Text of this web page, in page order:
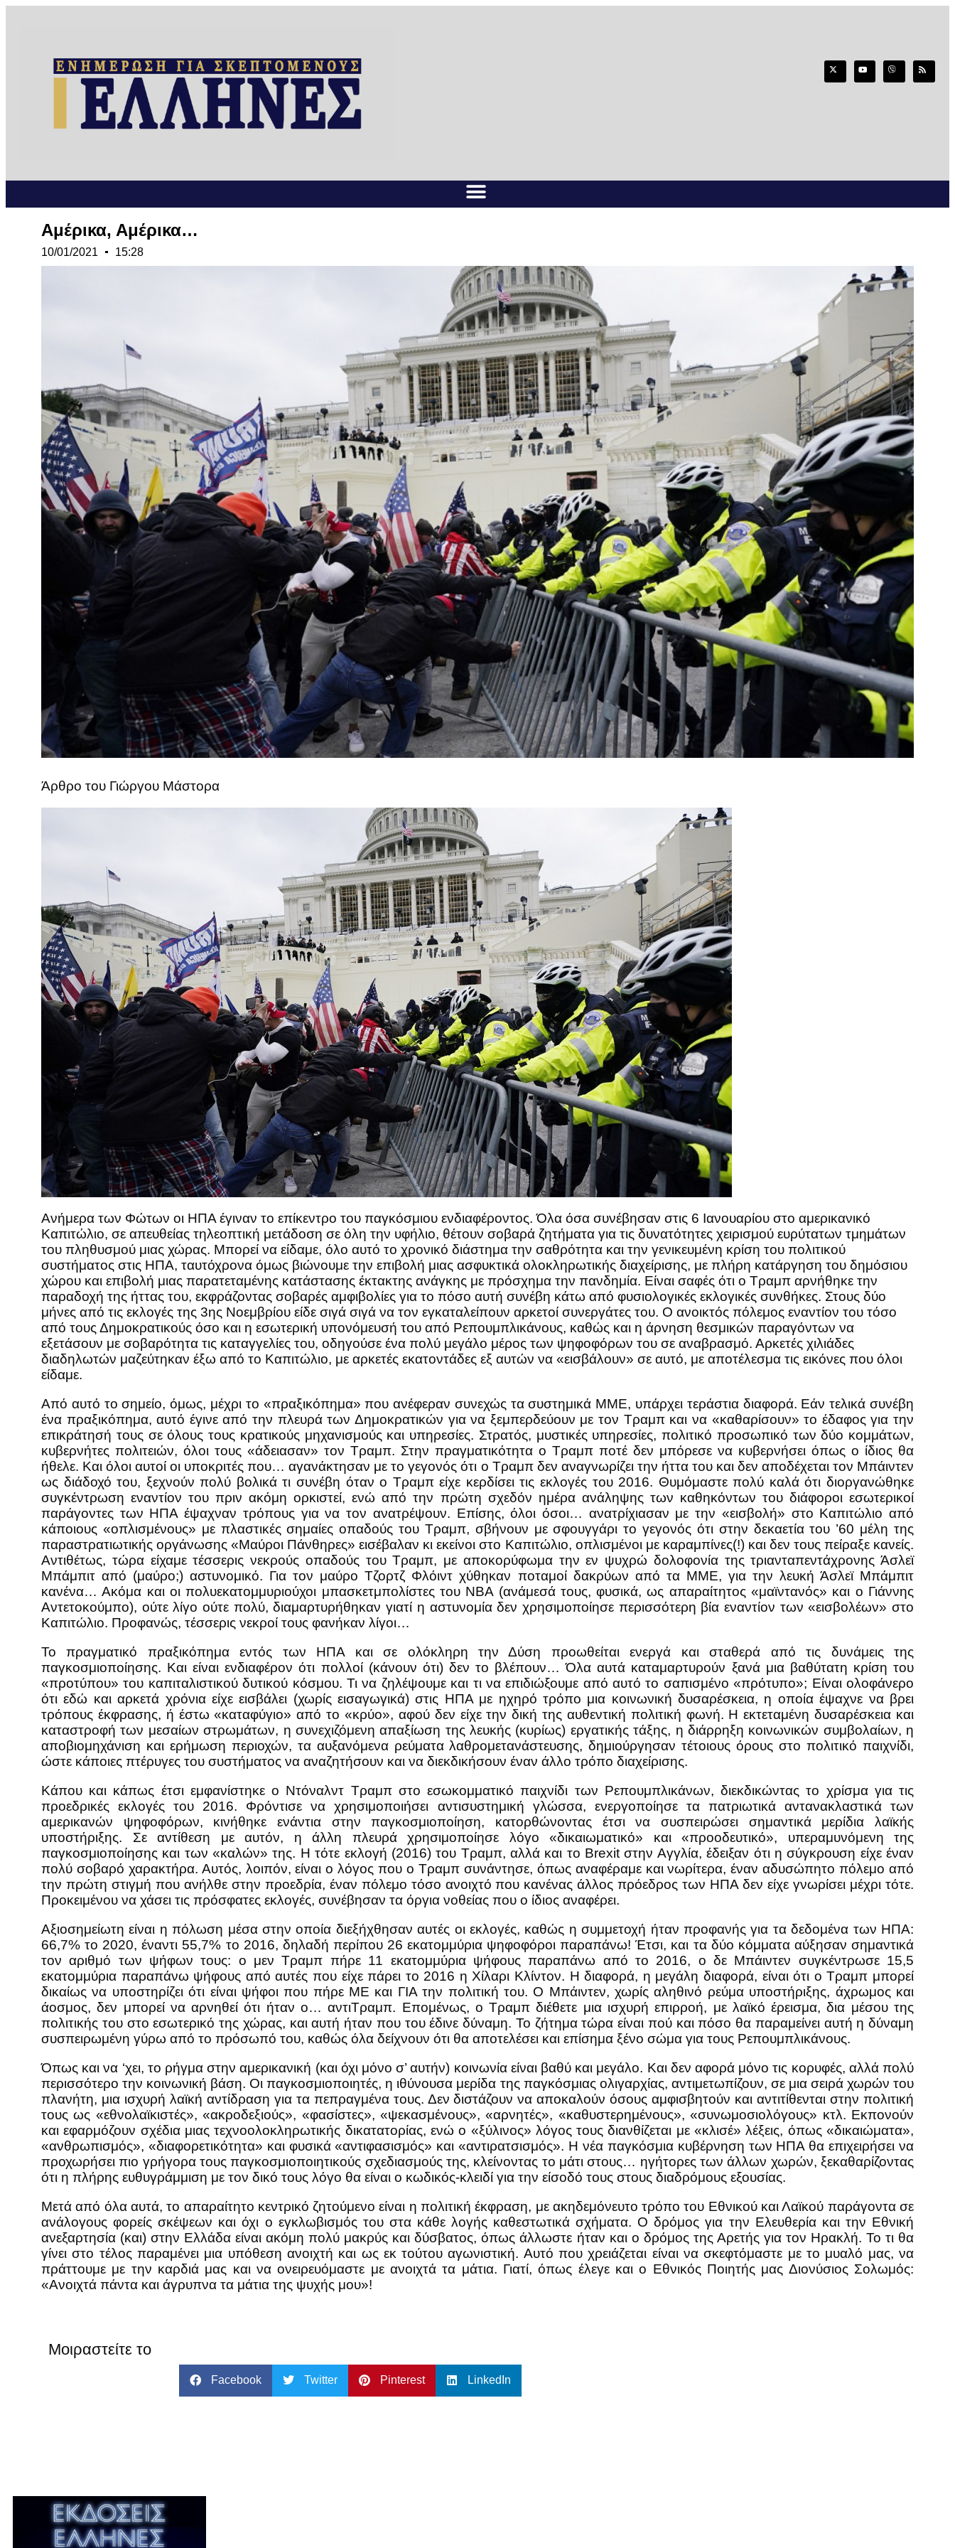
Αμέρικα, Αμέρικα…
10/01/2021 15:28
Άρθρο του Γιώργου Μάστορα
Ανήμερα των Φώτων οι ΗΠΑ έγιναν το επίκεντρο του παγκόσμιου ενδιαφέροντος. Όλα όσα συνέβησαν στις 6 Ιανουαρίου στο αμερικανικό
Καπιτώλιο, σε απευθείας τηλεοπτική μετάδοση σε όλη την υφήλιο, θέτουν σοβαρά ζητήματα για τις δυνατότητες χειρισμού ευρύτατων τμημάτων
του πληθυσμού μιας χώρας. Μπορεί να είδαμε, όλο αυτό το χρονικό διάστημα την σαθρότητα και την γενικευμένη κρίση του πολιτικού
συστήματος στις ΗΠΑ, ταυτόχρονα όμως βιώνουμε την επιβολή μιας ασφυκτικά ολοκληρωτικής διαχείρισης, με πλήρη κατάργηση του δημόσιου
χώρου και επιβολή μιας παρατεταμένης κατάστασης έκτακτης ανάγκης με πρόσχημα την πανδημία. Είναι σαφές ότι ο Τραμπ αρνήθηκε την
παραδοχή της ήττας του, εκφράζοντας σοβαρές αμφιβολίες για το πόσο αυτή συνέβη κάτω από φυσιολογικές εκλογικές συνθήκες. Στους δύο
μήνες από τις εκλογές της 3ης Νοεμβρίου είδε σιγά σιγά να τον εγκαταλείπουν αρκετοί συνεργάτες του. Ο ανοικτός πόλεμος εναντίον του τόσο
από τους Δημοκρατικούς όσο και η εσωτερική υπονόμευσή του από Ρεπουμπλικάνους, καθώς και η άρνηση θεσμικών παραγόντων να
εξετάσουν με σοβαρότητα τις καταγγελίες του, οδηγούσε ένα πολύ μεγάλο μέρος των ψηφοφόρων του σε αναβρασμό. Αρκετές χιλιάδες
διαδηλωτών μαζεύτηκαν έξω από το Καπιτώλιο, με αρκετές εκατοντάδες εξ αυτών να «εισβάλουν» σε αυτό, με αποτέλεσμα τις εικόνες που όλοι
είδαμε.
Από αυτό το σημείο, όμως, μέχρι το «πραξικόπημα» που ανέφεραν συνεχώς τα συστημικά ΜΜΕ, υπάρχει τεράστια διαφορά. Εάν τελικά συνέβη
ένα πραξικόπημα, αυτό έγινε από την πλευρά των Δημοκρατικών για να ξεμπερδεύουν με τον Τραμπ και να «καθαρίσουν» το έδαφος για την
επικράτησή τους σε όλους τους κρατικούς μηχανισμούς και υπηρεσίες. Στρατός, μυστικές υπηρεσίες, πολιτικό προσωπικό των δύο κομμάτων,
κυβερνήτες πολιτειών, όλοι τους «άδειασαν» τον Τραμπ. Στην πραγματικότητα ο Τραμπ ποτέ δεν μπόρεσε να κυβερνήσει όπως ο ίδιος θα
ήθελε. Και όλοι αυτοί οι υποκριτές που… αγανάκτησαν με το γεγονός ότι ο Τραμπ δεν αναγνωρίζει την ήττα του και δεν αποδέχεται τον Μπάιντεν
ως διάδοχό του, ξεχνούν πολύ βολικά τι συνέβη όταν ο Τραμπ είχε κερδίσει τις εκλογές του 2016. Θυμόμαστε πολύ καλά ότι διοργανώθηκε
συγκέντρωση εναντίον του πριν ακόμη ορκιστεί, ενώ από την πρώτη σχεδόν ημέρα ανάληψης των καθηκόντων του διάφοροι εσωτερικοί
παράγοντες των ΗΠΑ έψαχναν τρόπους για να τον ανατρέψουν. Επίσης, όλοι όσοι… ανατρίχιασαν με την «εισβολή» στο Καπιτώλιο από
κάποιους «οπλισμένους» με πλαστικές σημαίες οπαδούς του Τραμπ, σβήνουν με σφουγγάρι το γεγονός ότι στην δεκαετία του ’60 μέλη της
παραστρατιωτικής οργάνωσης «Μαύροι Πάνθηρες» εισέβαλαν κι εκείνοι στο Καπιτώλιο, οπλισμένοι με καραμπίνες(!) και δεν τους πείραξε κανείς.
Αντιθέτως, τώρα είχαμε τέσσερις νεκρούς οπαδούς του Τραμπ, με αποκορύφωμα την εν ψυχρώ δολοφονία της τριανταπεντάχρονης Άσλεϊ
Μπάμπιτ από (μαύρο;) αστυνομικό. Για τον μαύρο Τζορτζ Φλόιντ χύθηκαν ποταμοί δακρύων από τα ΜΜΕ, για την λευκή Άσλεϊ Μπάμπιτ
κανένα… Ακόμα και οι πολυεκατομμυριούχοι μπασκετμπολίστες του ΝΒΑ (ανάμεσά τους, φυσικά, ως απαραίτητος «μαϊντανός» και ο Γιάννης
Αντετοκούμπο), ούτε λίγο ούτε πολύ, διαμαρτυρήθηκαν γιατί η αστυνομία δεν χρησιμοποίησε περισσότερη βία εναντίον των «εισβολέων» στο
Καπιτώλιο. Προφανώς, τέσσερις νεκροί τους φανήκαν λίγοι…
Το πραγματικό πραξικόπημα εντός των ΗΠΑ και σε ολόκληρη την Δύση προωθείται ενεργά και σταθερά από τις δυνάμεις της
παγκοσμιοποίησης. Και είναι ενδιαφέρον ότι πολλοί (κάνουν ότι) δεν το βλέπουν… Όλα αυτά καταμαρτυρούν ξανά μια βαθύτατη κρίση του
«προτύπου» του καπιταλιστικού δυτικού κόσμου. Τι να ζηλέψουμε και τι να επιδιώξουμε από αυτό το σαπισμένο «πρότυπο»; Είναι ολοφάνερο
ότι εδώ και αρκετά χρόνια είχε εισβάλει (χωρίς εισαγωγικά) στις ΗΠΑ με ηχηρό τρόπο μια κοινωνική δυσαρέσκεια, η οποία έψαχνε να βρει
τρόπους έκφρασης, ή έστω «καταφύγιο» από το «κρύο», αφού δεν είχε την δική της αυθεντική πολιτική φωνή. Η εκτεταμένη δυσαρέσκεια και
καταστροφή των μεσαίων στρωμάτων, η συνεχιζόμενη απαξίωση της λευκής (κυρίως) εργατικής τάξης, η διάρρηξη κοινωνικών συμβολαίων, η
αποβιομηχάνιση και ερήμωση περιοχών, τα αυξανόμενα ρεύματα λαθρομετανάστευσης, δημιούργησαν τέτοιους όρους στο πολιτικό παιχνίδι,
ώστε κάποιες πτέρυγες του συστήματος να αναζητήσουν και να διεκδικήσουν έναν άλλο τρόπο διαχείρισης.
Κάπου και κάπως έτσι εμφανίστηκε ο Ντόναλντ Τραμπ στο εσωκομματικό παιχνίδι των Ρεπουμπλικάνων, διεκδικώντας το χρίσμα για τις
προεδρικές εκλογές του 2016. Φρόντισε να χρησιμοποιήσει αντισυστημική γλώσσα, ενεργοποίησε τα πατριωτικά αντανακλαστικά των
αμερικανών ψηφοφόρων, κινήθηκε ενάντια στην παγκοσμιοποίηση, κατορθώνοντας έτσι να συσπειρώσει σημαντικά μερίδια λαϊκής
υποστήριξης. Σε αντίθεση με αυτόν, η άλλη πλευρά χρησιμοποίησε λόγο «δικαιωματικό» και «προοδευτικό», υπεραμυνόμενη της
παγκοσμιοποίησης και των «καλών» της. Η τότε εκλογή (2016) του Τραμπ, αλλά και το Brexit στην Αγγλία, έδειξαν ότι η σύγκρουση είχε έναν
πολύ σοβαρό χαρακτήρα. Αυτός, λοιπόν, είναι ο λόγος που ο Τραμπ συνάντησε, όπως αναφέραμε και νωρίτερα, έναν αδυσώπητο πόλεμο από
την πρώτη στιγμή που ανήλθε στην προεδρία, έναν πόλεμο τόσο ανοιχτό που κανένας άλλος πρόεδρος των ΗΠΑ δεν είχε γνωρίσει μέχρι τότε.
Προκειμένου να χάσει τις πρόσφατες εκλογές, συνέβησαν τα όργια νοθείας που ο ίδιος αναφέρει.
Αξιοσημείωτη είναι η πόλωση μέσα στην οποία διεξήχθησαν αυτές οι εκλογές, καθώς η συμμετοχή ήταν προφανής για τα δεδομένα των ΗΠΑ:
66,7% το 2020, έναντι 55,7% το 2016, δηλαδή περίπου 26 εκατομμύρια ψηφοφόροι παραπάνω! Έτσι, και τα δύο κόμματα αύξησαν σημαντικά
τον αριθμό των ψήφων τους: ο μεν Τραμπ πήρε 11 εκατομμύρια ψήφους παραπάνω από το 2016, ο δε Μπάιντεν συγκέντρωσε 15,5
εκατομμύρια παραπάνω ψήφους από αυτές που είχε πάρει το 2016 η Χίλαρι Κλίντον. Η διαφορά, η μεγάλη διαφορά, είναι ότι ο Τραμπ μπορεί
δικαίως να υποστηρίζει ότι είναι ψήφοι που πήρε ΜΕ και ΓΙΑ την πολιτική του. Ο Μπάιντεν, χωρίς αληθινό ρεύμα υποστήριξης, άχρωμος και
άοσμος, δεν μπορεί να αρνηθεί ότι ήταν ο… αντιΤραμπ. Επομένως, ο Τραμπ διέθετε μια ισχυρή επιρροή, με λαϊκό έρεισμα, δια μέσου της
πολιτικής του στο εσωτερικό της χώρας, και αυτή ήταν που του έδινε δύναμη. Το ζήτημα τώρα είναι πού και πόσο θα παραμείνει αυτή η δύναμη
συσπειρωμένη γύρω από το πρόσωπό του, καθώς όλα δείχνουν ότι θα αποτελέσει και επίσημα ξένο σώμα για τους Ρεπουμπλικάνους.
Όπως και να ‘χει, το ρήγμα στην αμερικανική (και όχι μόνο σ’ αυτήν) κοινωνία είναι βαθύ και μεγάλο. Και δεν αφορά μόνο τις κορυφές, αλλά πολύ
περισσότερο την κοινωνική βάση. Οι παγκοσμιοποιητές, η ιθύνουσα μερίδα της παγκόσμιας ολιγαρχίας, αντιμετωπίζουν, σε μια σειρά χωρών του
πλανήτη, μια ισχυρή λαϊκή αντίδραση για τα πεπραγμένα τους. Δεν διστάζουν να αποκαλούν όσους αμφισβητούν και αντιτίθενται στην πολιτική
τους ως «εθνολαϊκιστές», «ακροδεξιούς», «φασίστες», «ψεκασμένους», «αρνητές», «καθυστερημένους», «συνωμοσιολόγους» κτλ. Εκπονούν
και εφαρμόζουν σχέδια μιας τεχνοολοκληρωτικής δικατατορίας, ενώ ο «ξύλινος» λόγος τους διανθίζεται με «κλισέ» λέξεις, όπως «δικαιώματα»,
«ανθρωπισμός», «διαφορετικότητα» και φυσικά «αντιφασισμός» και «αντιρατσισμός». Η νέα παγκόσμια κυβέρνηση των ΗΠΑ θα επιχειρήσει να
προχωρήσει πιο γρήγορα τους παγκοσμιοποιητικούς σχεδιασμούς της, κλείνοντας το μάτι στους… ηγήτορες των άλλων χωρών, ξεκαθαρίζοντας
ότι η πλήρης ευθυγράμμιση με τον δικό τους λόγο θα είναι ο κωδικός-κλειδί για την είσοδό τους στους διαδρόμους εξουσίας.
Μετά από όλα αυτά, το απαραίτητο κεντρικό ζητούμενο είναι η πολιτική έκφραση, με ακηδεμόνευτο τρόπο του Εθνικού και Λαϊκού παράγοντα σε
ανάλογους φορείς σκέψεων και όχι ο εγκλωβισμός του στα κάθε λογής καθεστωτικά σχήματα. Ο δρόμος για την Ελευθερία και την Εθνική
ανεξαρτησία (και) στην Ελλάδα είναι ακόμη πολύ μακρύς και δύσβατος, όπως άλλωστε ήταν και ο δρόμος της Αρετής για τον Ηρακλή. Το τι θα
γίνει στο τέλος παραμένει μια υπόθεση ανοιχτή και ως εκ τούτου αγωνιστική. Αυτό που χρειάζεται είναι να σκεφτόμαστε με το μυαλό μας, να
πράττουμε με την καρδιά μας και να ονειρευόμαστε με ανοιχτά τα μάτια. Γιατί, όπως έλεγε και ο Εθνικός Ποιητής μας Διονύσιος Σολωμός:
«Ανοιχτά πάντα και άγρυπνα τα μάτια της ψυχής μου»!
Μοιραστείτε το
Facebook Twitter Pinterest LinkedIn